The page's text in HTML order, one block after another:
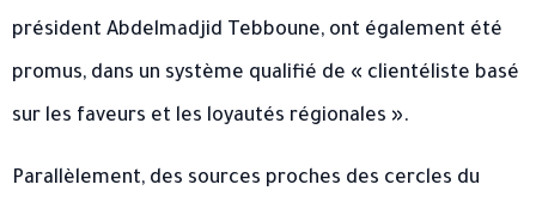
président Abdelmadjid Tebboune, ont également été
promus, dans un système qualifié de « clientéliste basé
sur les faveurs et les loyautés régionales ».
Parallèlement, des sources proches des cercles du